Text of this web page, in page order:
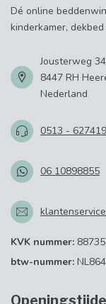
Dé online
kinderkamer,
Jousterweg 34
8447 RH
Nederland
0513 - 627419
06 10898855
KVK nummer:
btw-nummer: